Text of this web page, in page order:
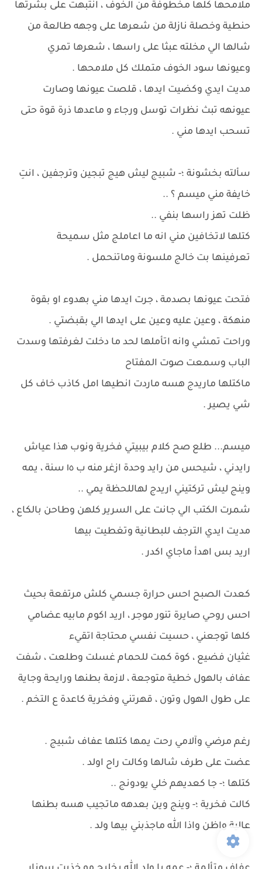
ملامحها كلها مخطوفة من الخوف ، انتبهت على بشرتها
حنطية وخصلة نازلة من شعرها على وجهه طالعة من
شالها الي مخلته عبثا على راسها ، شعرها تمري
وعيونها سود الخوف متملك كل ملامحها .
مديت ايدي وكضيت ايدها ، قلصت عيونها وصارت
عيونهه تبث نظرات توسل ورجاء و ماعدها ذرة قوة حتى
تسحب ايدها مني .
سألته بخشونة ؛- شبيج ليش هيج تبجين وترجفين ، انتِ
خايفة مني ميسم ؟ ..
ظلت تهز راسها بنفي ..
كتلها لاتخافين مني انه ما اعاملج مثل سميحة
تعرفينها بت خالج ملسونة وماتنحمل .
فتحت عيونها بصدمة ، جرت ايدها مني بهدوء او بقوة
منهكة ، وعين عليه وعين على ايدها الي بقبضتي .
وراحت تمشي وانه اتأملها لحد ما دخلت لغرفتها وسدت
الباب وسمعت صوت المفتاح
ماكتلها ماريدج هسه ماردت انطيها امل كاذب خاف كل
شي يصير .
ميسم... طلع صح كلام بيبيتي فخرية ونوب هذا عياش
رايدني ، شيحس من رايد وحدة ازغر منه ب ١٥ سنة ، يمه
وينج ليش تركتيني اريدج لهاللحظة يمي ..
شمرت الكتب الي جانت على السرير كلهن وطاحن بالكاع ،
مديت ايدي الترجف للبطانية وتغطيت بيها
اريد بس اهدأ ماجاي اكدر .
كعدت الصبح احس حرارة جسمي كلش مرتفعة بحيث
احس روحي صايرة تنور موجر ، اريد اكوم مابيه عضامي
كلها توجعني ، حسيت نفسي محتاجة اتقيء
غثيان فضيع ، كوة كمت للحمام غسلت وطلعت ، شفت
عفاف بالهول خطية متوجعة ، لازمة بطنها ورايحة وجاية
على طول الهول وتون ، قهرتني وفخرية كاعدة ع التخم .
رغم مرضي وآلامي رحت يمها كتلها عفاف شبيج .
عضت على طرف شالها وكالت راح اولد .
كتلها ؛- جا كعديهم خلي يودونج ..
كالت فخرية ؛- وينج وين بعدهه ماتجيب هسه بطنها
عالية واظن واذا الله ماجذبني بيها ولد .